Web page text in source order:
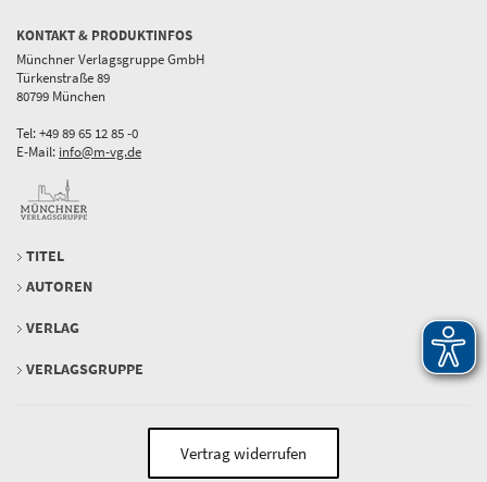
KONTAKT & PRODUKTINFOS
Münchner Verlagsgruppe GmbH
Türkenstraße 89
80799 München
Tel: +49 89 65 12 85 -0
E-Mail: info@m-vg.de
TITEL
AUTOREN
VERLAG
VERLAGSGRUPPE
Vertrag widerrufen